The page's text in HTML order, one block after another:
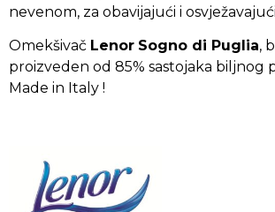
nevenom, za obavijajući i
Omekšivač Lenor Sogno di Puglia,
proizveden od 85% sastojaka biljnog
Made in Italy !